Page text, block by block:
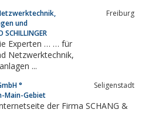
und
Freiburg
Experten … … für
Solaranlagen ...
°
Main-Gebiet
Seligenstadt
der Firma SCHANG &